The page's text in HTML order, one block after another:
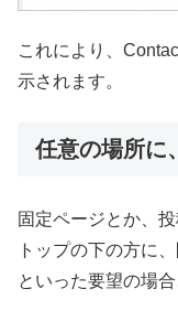
これにより、
示されます。
任意の場所に
固定ページとか、
トップの下の方に
といった要望の場合